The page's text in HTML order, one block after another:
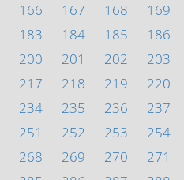
166 167 168 169
183 184 185 186
200 201 202 203
217 218 219 220
234 235 236 237
251 252 253 254
268 269 270 271